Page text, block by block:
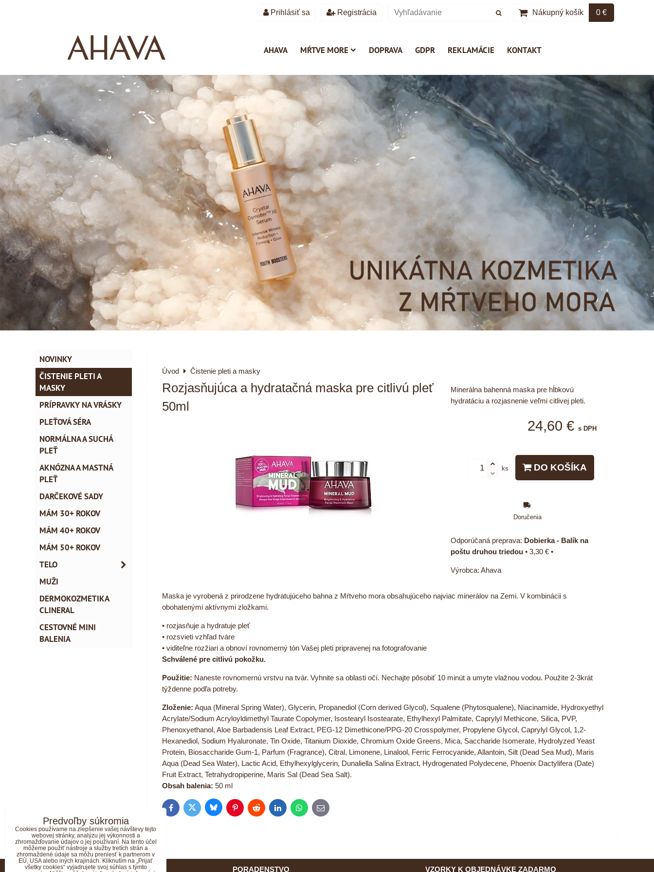
Prihlásiť sa Registrácia Nákupný košík 0 €
AHAVA MŔTVE MORE DOPRAVA GDPR REKLAMÁCIE KONTAKT
Úvod Čistenie pleti a masky
Rozjasňujúca a hydratačná maska pre citlivú pleť
50ml
Minerálna bahenná maska pre hĺbkovú
hydratáciu a rozjasnenie veľmi citlivej pleti.
24,60 € s DPH
ks DO KOŠÍKA
Doručenia
Dobierka - Balík na
poštu druhou triedou • 3,30 € •
Výrobca: Ahava
Maska je vyrobená z prirodzene hydratujúceho bahna z Mŕtveho mora obsahujúceho najviac minerálov na Zemi. V kombinácii s
obohatenými aktívnymi zložkami.
• rozjasňuje a hydratuje pleť
• rozsvieti vzhľad tváre
• viditeľne rozžiari a obnoví rovnomerný tón Vašej pleti pripravenej na fotografovanie
Schválené pre citlivú pokožku.
Použitie: Naneste rovnomernú vrstvu na tvár. Vyhnite sa oblasti očí. Nechajte pôsobiť 10 minút a umyte vlažnou vodou. Použite 2-3krát
týždenne podľa potreby.
Zloženie: Aqua (Mineral Spring Water), Glycerin, Propanediol (Corn derived Glycol), Squalene (Phytosqualene), Niacinamide, Hydroxyethyl
Acrylate/Sodium Acryloyldimethyl Taurate Copolymer, Isostearyl Isostearate, Ethylhexyl Palmitate, Caprylyl Methicone, Silica, PVP,
Phenoxyethanol, Aloe Barbadensis Leaf Extract, PEG-12 Dimethicone/PPG-20 Crosspolymer, Propylene Glycol, Caprylyl Glycol, 1,2-
Hexanediol, Sodium Hyaluronate, Tin Oxide, Titanium Dioxide, Chromium Oxide Greens, Mica, Saccharide Isomerate, Hydrolyzed Yeast
Protein, Biosaccharide Gum-1, Parfum (Fragrance), Citral, Limonene, Linalool, Ferric Ferrocyanide, Allantoin, Silt (Dead Sea Mud), Maris
Aqua (Dead Sea Water), Lactic Acid, Ethylhexylglycerin, Dunaliella Salina Extract, Hydrogenated Polydecene, Phoenix Dactylifera (Date)
Fruit Extract, Tetrahydropiperine, Maris Sal (Dead Sea Salt).
Obsah balenia: 50 ml
FacebookTwitter BlueskyPinterestReddit LinkedInWhatsApp
E-
mail
NOVINKY
ČISTENIE PLETI A
MASKY
PRÍPRAVKY NA VRÁSKY
PLEŤOVÁ SÉRA
NORMÁLNA A SUCHÁ
PLEŤ
AKNÓZNA A MASTNÁ
PLEŤ
DARČEKOVÉ SADY
MÁM 30+ ROKOV
MÁM 40+ ROKOV
MÁM 50+ ROKOV
TELO
MUŽI
DERMOKOZMETIKA
CLINERAL
CESTOVNÉ MINI
BALENIA
KONTAKT PORADENSTVO VZORKY K OBJEDNÁVKE ZADARMO
Predvoľby súkromia
Cookies používame na zlepšenie vašej návštevy tejto
webovej stránky, analýzu jej výkonnosti a
zhromažďovanie údajov o jej používaní. Na tento účel
môžeme použiť nástroje a služby tretích strán a
zhromaždené údaje sa môžu preniesť k partnerom v
EÚ, USA alebo iných krajinách. Kliknutím na „Prijať
všetky cookies“ vyjadrujete svoj súhlas s týmto